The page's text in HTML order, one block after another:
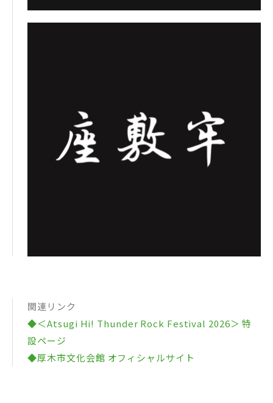
関連リンク
◆＜Atsugi Hi! Thunder Rock Festival 2026＞ 特
設ページ
◆厚木市文化会館 オフィシャルサイト